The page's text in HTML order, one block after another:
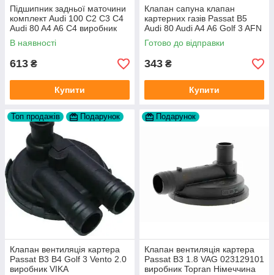
Підшипник задньої маточини
комплект Audi 100 C2 C3 C4
Audi 80 A4 A6 C4 виробник
FAG
В наявності
613 ₴
Купити
Клапан сапуна клапан
картерних газів Passat B5
Audi 80 Audi A4 A6 Golf 3 AFN
1Y AAZ 1Z AFF AEY AAZ AHB
AHU
Готово до відправки
343 ₴
Купити
Топ продажів Подарунок
Клапан вентиляція картера
Passat B3 B4 Golf 3 Vento 2.0
виробник VIKA
Подарунок
Клапан вентиляція картера
Passat B3 1.8 VAG 023129101
виробник Topran Німеччина